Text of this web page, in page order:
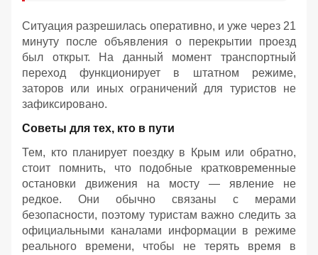
Ситуация разрешилась оперативно, и уже через 21
минуту после объявления о перекрытии проезд
был открыт. На данный момент транспортный
переход функционирует в штатном режиме,
заторов или иных ограничений для туристов не
зафиксировано.
Советы для тех, кто в пути
Тем, кто планирует поездку в Крым или обратно,
стоит помнить, что подобные кратковременные
остановки движения на мосту — явление не
редкое. Они обычно связаны с мерами
безопасности, поэтому туристам важно следить за
официальными каналами информации в режиме
реального времени, чтобы не терять время в